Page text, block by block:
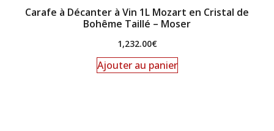
Carafe à Décanter à Vin 1L Mozart en Cristal de
Bohême Taillé – Moser
1,232.00€
Ajouter au panier